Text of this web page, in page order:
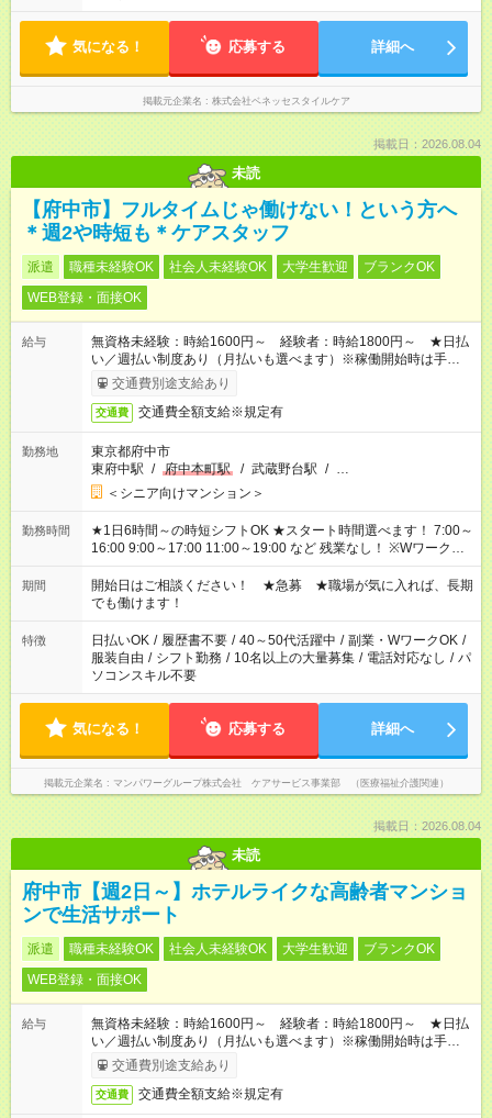
16:00 【日勤】08:00～17:00／09:00～18:00 【遅番】11:00～
す。 詳細の勤務時間についてはお問合せください。 ※実働8時
気になる！ 応募する 詳細へ
掲載元企業名 株式会社ベネッセスタイルケア
掲載日：2026.08.04
未読
【府中市】フルタイムじゃ働けない！という方へ
＊週2や時短も＊ケアスタッフ
派遣 職種未経験OK 社会人未経験OK 大学生歓迎
ブランクOK
WEB登録・面接OK
給与
無資格未経験：時給1600円～ 経験者：時給1800円～ ★日払
い／週払い制度あり（月払いも選べます）※稼働開始時は手続き
完了次第のお支払いとなります。
交通費別途支給あり
交通費 交通費全額支給※規定有
勤務地
東京都府中市
東府中駅 / 府中本町駅 / 武蔵野台駅 / …
＜シニア向けマンション＞
勤務時間
★1日6時間～の時短シフトOK ★スタート時間選べます！ 7:00～
16:00 9:00～17:00 11:00～19:00 など 残業なし！ ※Wワークの
場合、他のお仕事と合わせ週40時間超の就業はご案内できませ
ん ※法令に基づき、週20時間以上勤務は社会保険への加入対象
となります ※労働者派遣法（日雇い派遣の原則禁止）により、
短時間・短期間の就業はご案内が難しい場合があります
期間
開始日はご相談ください！ ★急募 ★職場が気に入れば、長期
でも働けます！
特徴 日払いOK / 履歴書不要 / 40～50代活躍中 / 副業・WワークOK /
服装自由 / シフト勤務 / 10名以上の大量募集 / 電話対応なし / パ
ソコンスキル不要
気になる！ 応募する 詳細へ
掲載元企業名 マンパワーグループ株式会社 ケアサービス事業部 （医療福祉介護関連）
掲載日：2026.08.04
未読
府中市【週2日～】ホテルライクな高齢者マンショ
ンで生活サポート
派遣 職種未経験OK 社会人未経験OK 大学生歓迎
ブランクOK
WEB登録・面接OK
給与
無資格未経験：時給1600円～ 経験者：時給1800円～ ★日払
い／週払い制度あり（月払いも選べます）※稼働開始時は手続き
完了次第のお支払いとなります。
交通費別途支給あり
交通費 交通費全額支給※規定有